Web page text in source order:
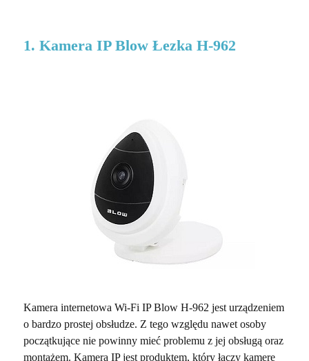
1. Kamera IP Blow Łezka H-962
Kamera internetowa Wi-Fi IP Blow H-962 jest urządzeniem
o bardzo prostej obsłudze. Z tego względu nawet osoby
początkujące nie powinny mieć problemu z jej obsługą oraz
montażem. Kamera IP jest produktem, który łączy kamerę